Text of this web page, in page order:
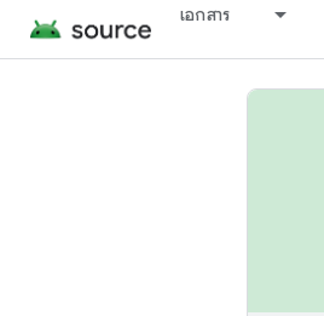
เอกสาร